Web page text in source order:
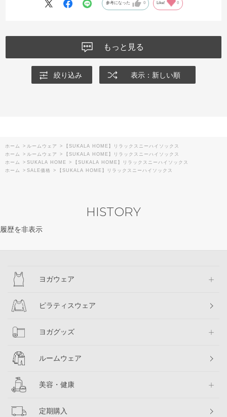
参考になった 0 Like! 0
もっと見る
絞り込み 表示：新しい順
ホーム > ルームウェア >
【SUKALA HOME】リラックスニーハイソックス
ホーム
> ルームウェア >
【SUKALA HOME】リラックスニーハイソックス
ホーム
> SUKALA HOME >
【SUKALA HOME】リラックスニーハイソックス
ホーム
> SALE価格 > 【SUKALA HOME】リラックスニーハイソックス
HISTORY
履歴を非表示
ヨガウェア
ピラティスウェア
ヨガグッズ
ルームウェア
美容・健康
定期購入